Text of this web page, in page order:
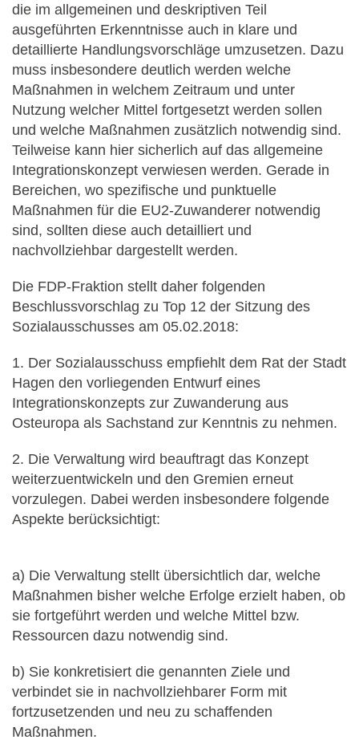
die im allgemeinen und deskriptiven Teil
ausgeführten Erkenntnisse auch in klare und
detaillierte Handlungsvorschläge umzusetzen. Dazu
muss insbesondere deutlich werden welche
Maßnahmen in welchem Zeitraum und unter
Nutzung welcher Mittel fortgesetzt werden sollen
und welche Maßnahmen zusätzlich notwendig sind.
Teilweise kann hier sicherlich auf das allgemeine
Integrationskonzept verwiesen werden. Gerade in
Bereichen, wo spezifische und punktuelle
Maßnahmen für die EU2-Zuwanderer notwendig
sind, sollten diese auch detailliert und
nachvollziehbar dargestellt werden.
Die FDP-Fraktion stellt daher folgenden
Beschlussvorschlag zu Top 12 der Sitzung des
Sozialausschusses am 05.02.2018:
1. Der Sozialausschuss empfiehlt dem Rat der Stadt
Hagen den vorliegenden Entwurf eines
Integrationskonzepts zur Zuwanderung aus
Osteuropa als Sachstand zur Kenntnis zu nehmen.
2. Die Verwaltung wird beauftragt das Konzept
weiterzuentwickeln und den Gremien erneut
vorzulegen. Dabei werden insbesondere folgende
Aspekte berücksichtigt:
a) Die Verwaltung stellt übersichtlich dar, welche
Maßnahmen bisher welche Erfolge erzielt haben, ob
sie fortgeführt werden und welche Mittel bzw.
Ressourcen dazu notwendig sind.
b) Sie konkretisiert die genannten Ziele und
verbindet sie in nachvollziehbarer Form mit
fortzusetzenden und neu zu schaffenden
Maßnahmen.